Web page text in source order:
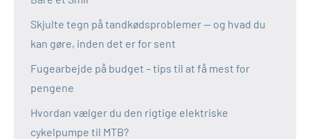
Skjulte tegn på tandkødsproblemer — og hvad du
kan gøre, inden det er for sent
Fugearbejde på budget – tips til at få mest for
pengene
Hvordan vælger du den rigtige elektriske
cykelpumpe til MTB?